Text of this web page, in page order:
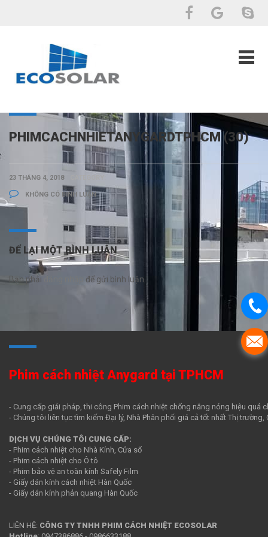
PHIMCACHNHIETANYGARDTPHCM (30)
23 THÁNG 4, 2018
KHÔNG CÓ BÌNH LUẬN
ĐỂ LẠI MỘT BÌNH LUẬN
Bạn phải để gửi bình luận.
Phim cách nhiệt Anygard tại TPHCM
- Cung cấp giải pháp, thi công Phim cách nhiệt chống nắng nóng hiệu quả
- Chúng tôi liên tục tìm kiếm Đại lý, Nhà Phân phối giá cả tốt nhất Thị trường,
DỊCH VỤ CHÚNG TÔI CUNG CẤP:
- Phim cách nhiệt cho Nhà Kính, Cửa sổ
- Phim cách nhiệt cho Ô tô
- Phim bảo vệ an toàn kính Safely Film
- Giấy dán kính cách nhiệt Hàn Quốc
- Giấy dán kính phản quang Hàn Quốc
LIÊN HỆ: CÔNG TY TNHH PHIM CÁCH NHIỆT ECOSOLAR